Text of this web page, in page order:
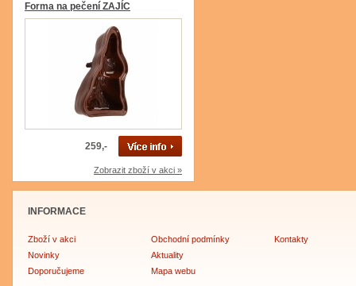
Forma na pečení ZAJÍC
259,-
Zobrazit zboží v akci »
INFORMACE
Zboží v akci
Novinky
Doporučujeme
Obchodní podmínky
Aktuality
Mapa webu
Kontakty